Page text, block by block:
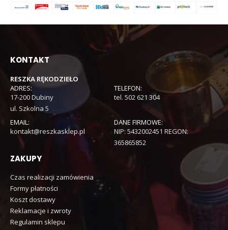
KONTAKT
RESZKA RĘKODZIEŁO
ADRES:
17-200 Dubiny
ul. Szkolna 5
TELEFON:
tel. 502 621 304
EMAIL:
kontakt@reszkasklep.pl
DANE FIRMOWE:
NIP: 5432002451 REGON:
365865852
ZAKUPY
Czas realizacji zamówienia
Formy płatności
Koszt dostawy
Reklamacje i zwroty
Regulamin sklepu